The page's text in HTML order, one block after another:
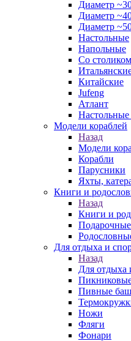
Диаметр
Диаметр
Диаметр
Настольные
Напольные
Со столиком
Китайские
Jufeng
Атлант
Настольные
Модели кораблей
Назад
Модели
Корабли
Парусники
Яхты,
Книги и
Назад
Книги и
Для отдыха и
Назад
Для отдыха
Пивные
Ножи
Фляги
Фонари